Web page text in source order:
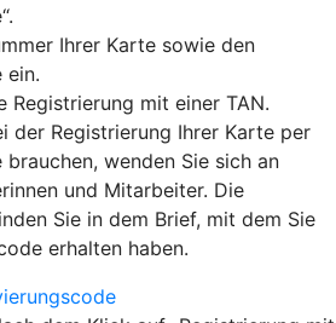
Ihrer Karte sowie den
ein.
Registrierung mit einer TAN.
der Registrierung Ihrer Karte per
wenden Sie sich an
und Mitarbeiter. Die
Sie in dem Brief, mit dem Sie
erhalten haben.